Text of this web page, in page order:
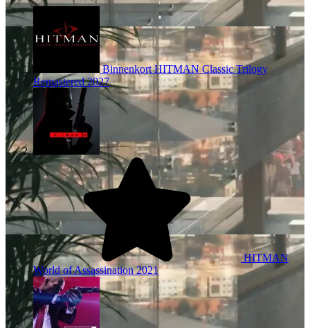
Binnenkort HITMAN Classic Trilogy
Remastered2027
HITMAN
World of Assassination2021